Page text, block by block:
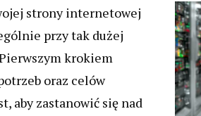
strony internetowej
przy tak dużej
krokiem
oraz celów
aby zastanowić się nad